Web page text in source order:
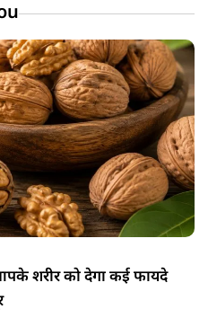
शरीर को देगा कई फायदे